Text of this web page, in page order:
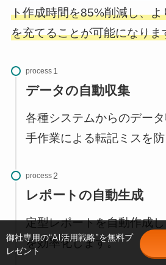
ト作成時間を85%削減し、
を充てることが可能になりま
process
データの自動収集
各種システムからのデータ
手作業による転記ミスを防
process
レポートの自動生成
定型レポートを自動作成
を効率化します。
御社専用の“AI活用戦略”を無料プ
レゼント